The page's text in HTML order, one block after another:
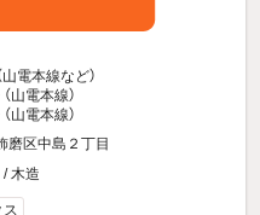
山電本線など）
山電本線）
山電本線）
磨区中島２丁目
木造